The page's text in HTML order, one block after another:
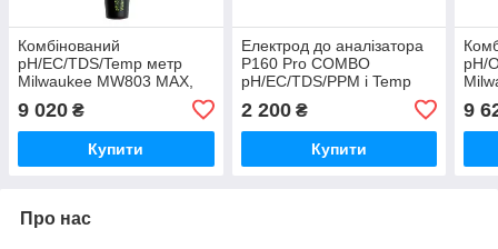
Комбінований
pH/EC/TDS/Temp метр
Milwaukee MW803 MAX,
калібрування, Угорщина
9 020 ₴
Купити
Електрод до аналізатора
P160 Pro COMBO
pH/EC/TDS/PPM і Temp
метр Aqua Master Tools,
Нідерланди 1019
2 200₴
Купити
pH/
to
9
Про нас